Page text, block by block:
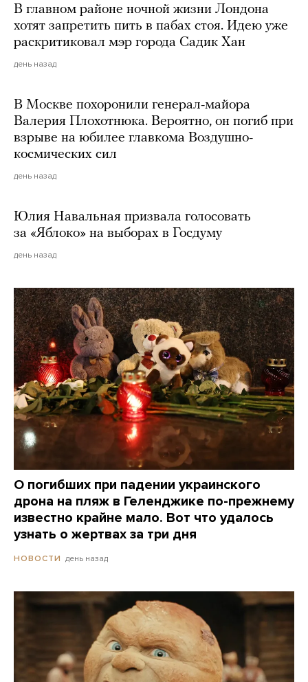
В главном районе ночной жизни Лондона
хотят запретить пить в пабах стоя. Идею уже
раскритиковал мэр города Садик Хан
день назад
В Москве похоронили генерал-майора
Валерия Плохотнюка. Вероятно, он погиб при
взрыве на юбилее главкома Воздушно-
космических сил
день назад
Юлия Навальная призвала голосовать
за «Яблоко» на выборах в Госдуму
день назад
О погибших при падении украинского
дрона на пляж в Геленджике по-прежнему
известно крайне мало. Вот что удалось
узнать о жертвах за три дня
НОВОСТИ день назад